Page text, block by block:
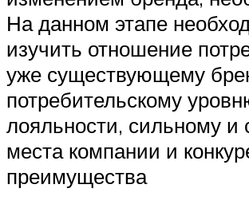
На данном этапе
изучить отношение
уже существующему
потребительскому
лояльности, сильному и
места компании и
преимущества